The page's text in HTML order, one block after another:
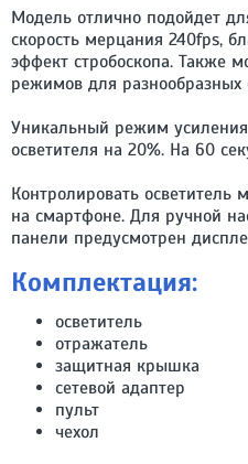
Модель отлично подойдет
скорость мерцания 240fps,
эффект стробоскопа. Также
режимов для разнообразных
Уникальный режим
осветителя на 20%. На 60
Контролировать
на смартфоне. Для ручной
панели предусмотрен
Комплектация:
осветитель
отражатель
защитная крышка
сетевой адаптер
пульт
чехол